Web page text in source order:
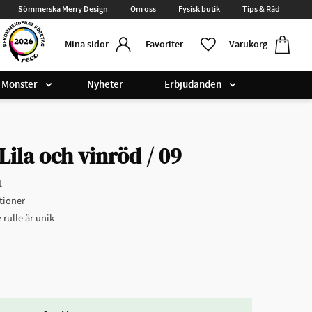
Sömmerska Merry Design Om oss Fysisk butik Tips & Råd
Mina sidor Favoriter Varukorg
Favoriter
Mönster Nyheter Erbjudanden
och vinröd / 09
rulle är unik